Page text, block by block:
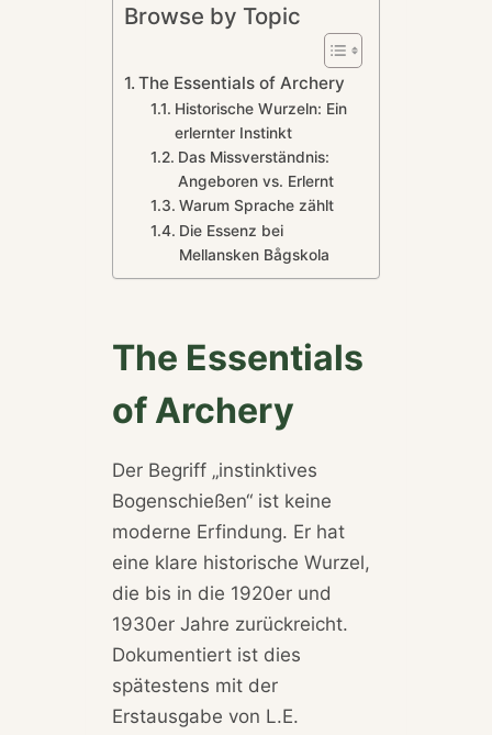
Browse by Topic
The Essentials of Archery
Historische Wurzeln: Ein
erlernter Instinkt
Das Missverständnis:
Angeboren vs. Erlernt
Warum Sprache zählt
Die Essenz bei
Mellansken Bågskola
The Essentials
of Archery
Der Begriff „instinktives
Bogenschießen“ ist keine
moderne Erfindung. Er hat
eine klare historische Wurzel,
die bis in die 1920er und
1930er Jahre zurückreicht.
Dokumentiert ist dies
spätestens mit der
Erstausgabe von L.E.